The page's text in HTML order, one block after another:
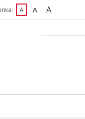
tekst na czarnym tle
Adomyślna czcionka
Awiększa
A